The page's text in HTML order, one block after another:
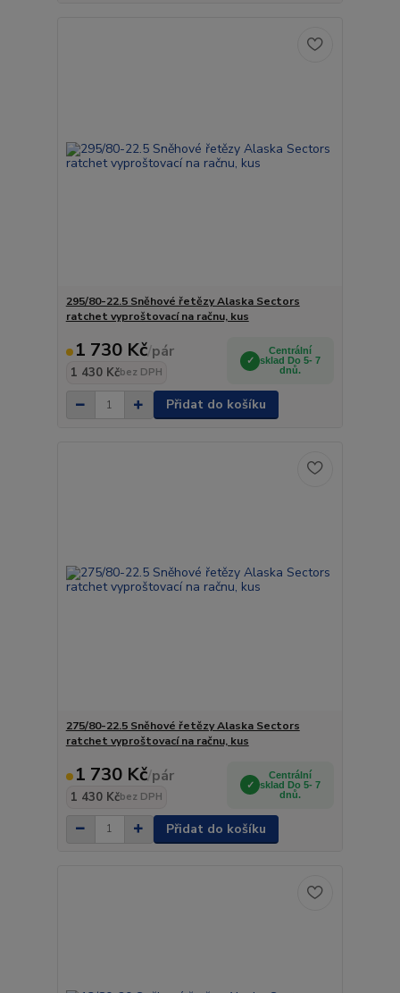
295/80-22.5 Sněhové řetězy Alaska Sectors
ratchet vyproštovací na račnu, kus
1 730 Kč/pár
1 430 Kčbez DPH
Centrální
sklad Do 5- 7
dnů.
Přidat do košíku
275/80-22.5 Sněhové řetězy Alaska Sectors
ratchet vyproštovací na račnu, kus
1 730 Kč/pár
1 430 Kčbez DPH
Centrální
sklad Do 5- 7
dnů.
Přidat do košíku